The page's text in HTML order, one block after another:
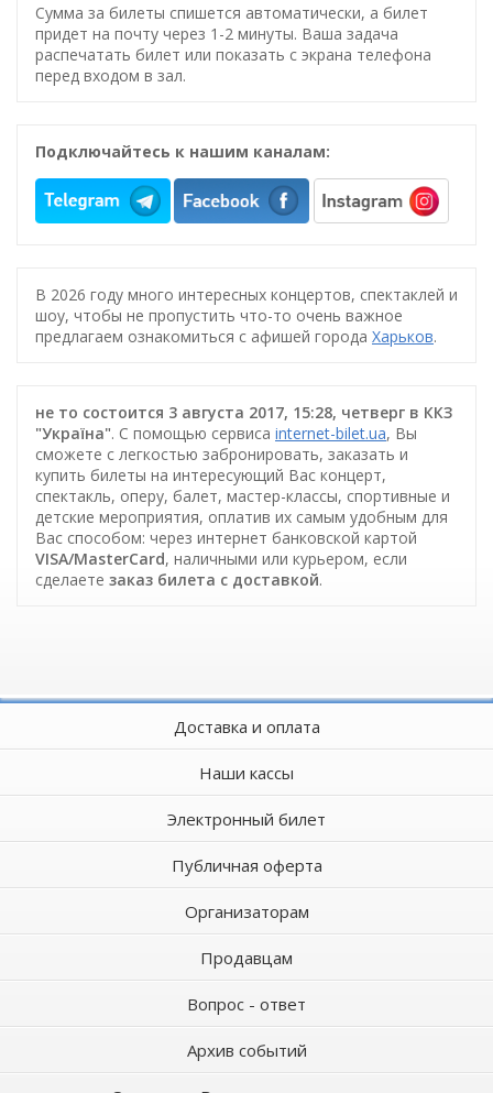
Сумма за билеты спишется автоматически, а билет
придет на почту через 1-2 минуты. Ваша задача
распечатать билет или показать с экрана телефона
перед входом в зал.
Подключайтесь к нашим каналам:
В 2026 году много интересных концертов, спектаклей и
шоу, чтобы не пропустить что-то очень важное
предлагаем ознакомиться с афишей города Харьков.
не то состоится 3 августа 2017, 15:28, четверг в ККЗ
"Україна". С помощью сервиса internet-bilet.ua, Вы
сможете с легкостью забронировать, заказать и
купить билеты на интересующий Вас концерт,
спектакль, оперу, балет, мастер-классы, спортивные и
детские мероприятия, оплатив их самым удобным для
Вас способом: через интернет банковской картой
VISA/MasterCard, наличными или курьером, если
сделаете заказ билета c доставкой.
Доставка и оплата
Наши кассы
Электронный билет
Публичная оферта
Организаторам
Продавцам
Вопрос - ответ
Архив событий